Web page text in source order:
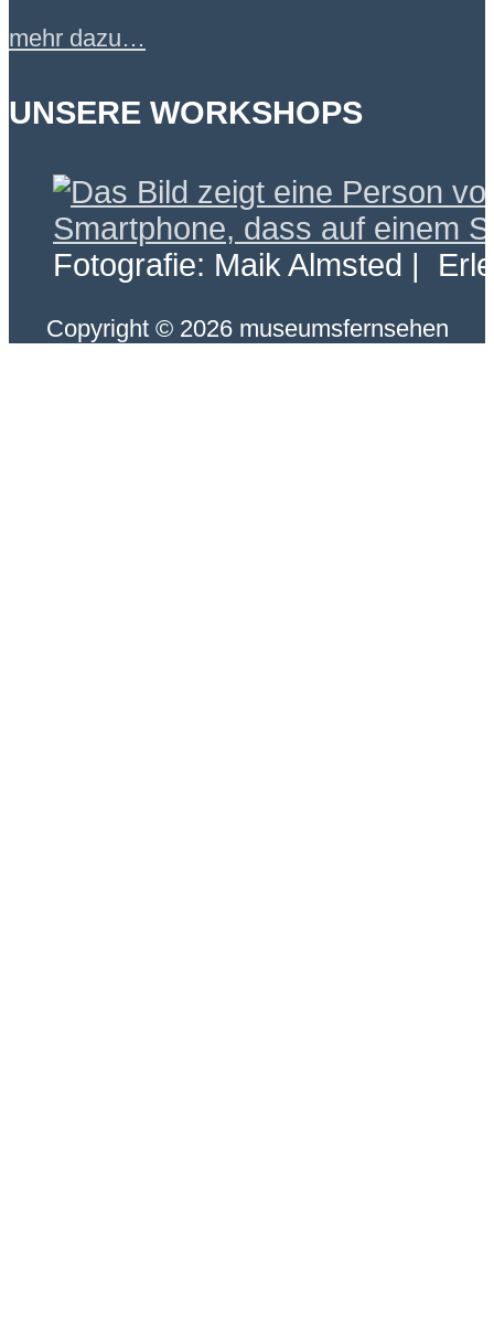
mehr dazu…
UNSERE WORKSHOPS
Fotografie: Maik Almsted |
Copyright © 2026 museumsfernsehen